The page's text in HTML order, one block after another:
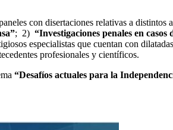
con disertaciones relativas a
; 2) “Investigaciones penales en casos
especialistas que cuentan con
profesionales y científicos.
“Desafíos actuales para la